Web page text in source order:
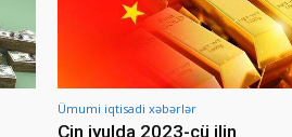
Ümumi iqtisadi xəbərlər
Çin iyulda 2023-cü ilin